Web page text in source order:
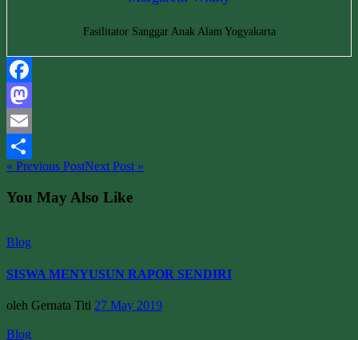
Fasilitator Sanggar Anak Alam Yogyakarta
Facebook
Mastodon
Email
Share
« Previous PostNext Post »
You May Also Like
Blog
SISWA MENYUSUN RAPOR SENDIRI
oleh Gernata Titi 27 May 2019
Blog